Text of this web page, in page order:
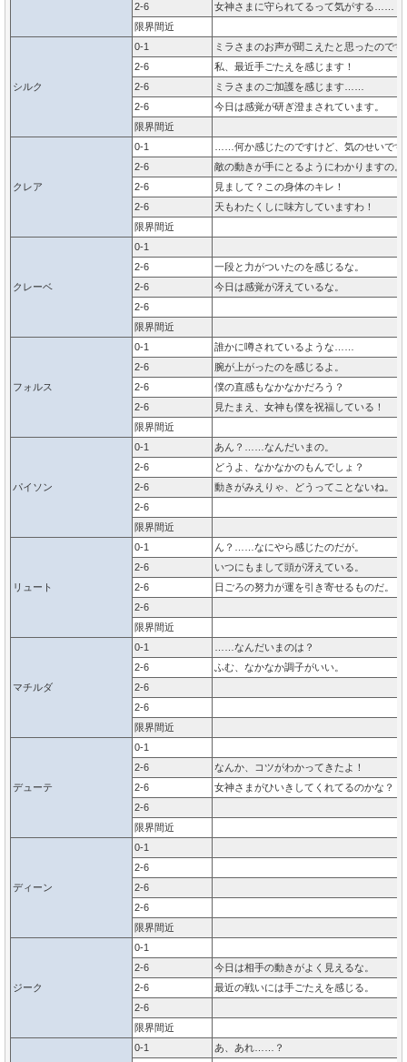
2-6
女神さまに守られてるって気がする……
限界間近
シルク
0-1
ミラさまのお声が聞こえたと思ったので
2-6
私、最近手ごたえを感じます！
2-6
ミラさまのご加護を感じます……
2-6
今日は感覚が研ぎ澄まされています。
限界間近
クレア
0-1
……何か感じたのですけど、気のせいです
2-6
敵の動きが手にとるようにわかりますの。
2-6
見まして？この身体のキレ！
2-6
天もわたくしに味方していますわ！
限界間近
クレーベ
0-1
2-6
一段と力がついたのを感じるな。
2-6
今日は感覚が冴えているな。
2-6
限界間近
フォルス
0-1
誰かに噂されているような……
2-6
腕が上がったのを感じるよ。
2-6
僕の直感もなかなかだろう？
2-6
見たまえ、女神も僕を祝福している！
限界間近
パイソン
0-1
あん？……なんだいまの。
2-6
どうよ、なかなかのもんでしょ？
2-6
動きがみえりゃ、どうってことないね。
2-6
限界間近
リュート
0-1
ん？……なにやら感じたのだが。
2-6
いつにもまして頭が冴えている。
2-6
日ごろの努力が運を引き寄せるものだ。
2-6
限界間近
マチルダ
0-1
……なんだいまのは？
2-6
ふむ、なかなか調子がいい。
2-6
2-6
限界間近
デューテ
0-1
2-6
なんか、コツがわかってきたよ！
2-6
女神さまがひいきしてくれてるのかな？
2-6
限界間近
ディーン
0-1
2-6
2-6
2-6
限界間近
ジーク
0-1
2-6
今日は相手の動きがよく見えるな。
2-6
最近の戦いには手ごたえを感じる。
2-6
限界間近
0-1
あ、あれ……？